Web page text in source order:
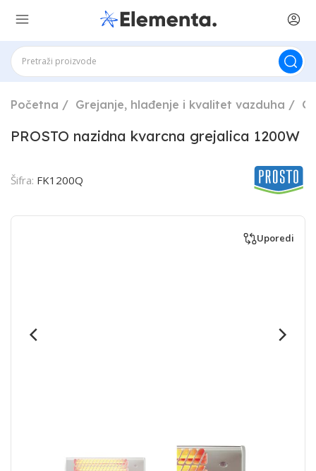
Početna Grejanje, hlađenje i kvalitet vazduha
PROSTO nazidna kvarcna grejalica 1200W
Šifra: FK1200Q
Uporedi